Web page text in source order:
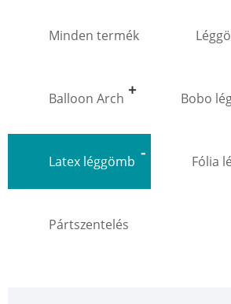
Minden termék
Balloon Arch Bobo
Latex léggömb Fólia
Pártszentelés